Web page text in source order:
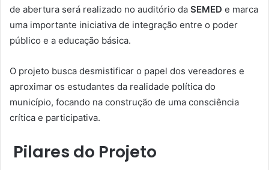
de abertura será realizado no auditório da SEMED e marca
uma importante iniciativa de integração entre o poder
público e a educação básica.
O projeto busca desmistificar o papel dos vereadores e
aproximar os estudantes da realidade política do
município, focando na construção de uma consciência
crítica e participativa.
Pilares do Projeto